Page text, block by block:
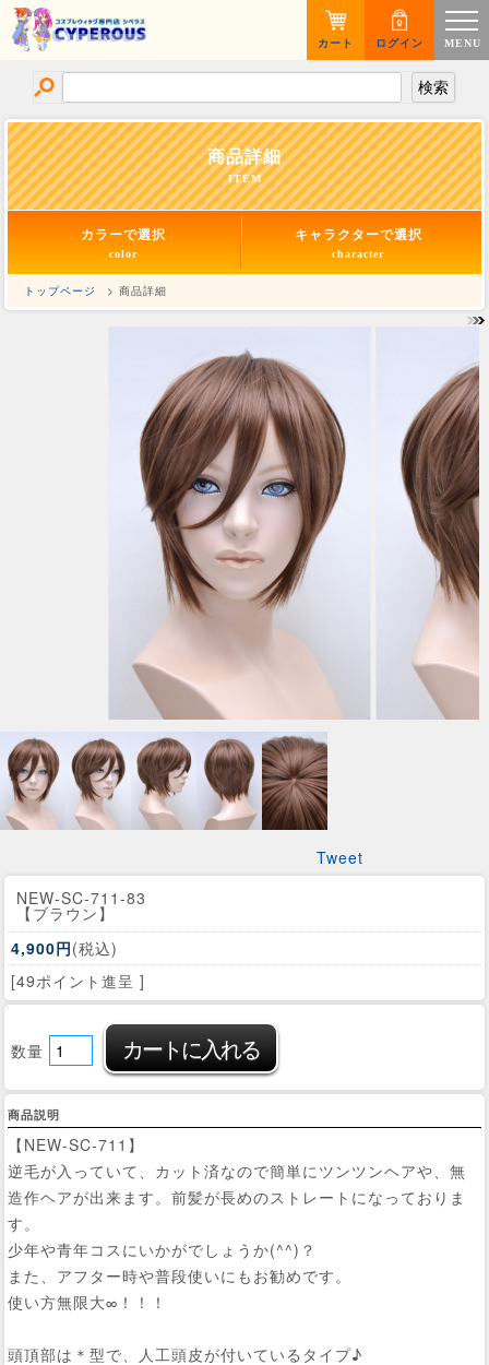
MENU
ログイン
カート
商品詳細
ITEM
カラーで選択
color
キャラクターで選択
character
トップページ > 商品詳細
Tweet
NEW-SC-711-83
【ブラウン】
4,900円(税込)
[49ポイント進呈 ]
数量
商品説明
【NEW-SC-711】
逆毛が入っていて、カット済なので簡単にツンツンヘアや、無
造作ヘアが出来ます。前髪が長めのストレートになっておりま
す。
少年や青年コスにいかがでしょうか(^^)？
また、アフター時や普段使いにもお勧めです。
使い方無限大∞！！！
頭頂部は＊型で、人工頭皮が付いているタイプ♪